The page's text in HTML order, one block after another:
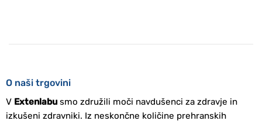
O naši trgovini
V Extenlabusmo združili moči navdušenci za zdravje in
izkušeni zdravniki. Iz neskončne količine prehranskih